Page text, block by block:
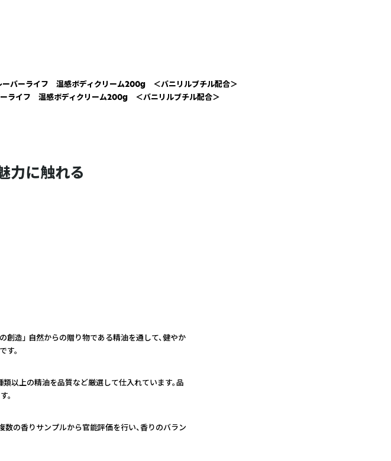
レーバーライフ 温感ボディクリーム200g ＜バニリルブチル配合＞
ーライフ 温感ボディクリーム200g ＜バニリルブチル配合＞
力に触れる
創造」 自然からの贈り物である精油を通して、健やか
。
以上の精油を品質など厳選して仕入れています。品
。
の香りサンプルから官能評価を行い、香りのバラン